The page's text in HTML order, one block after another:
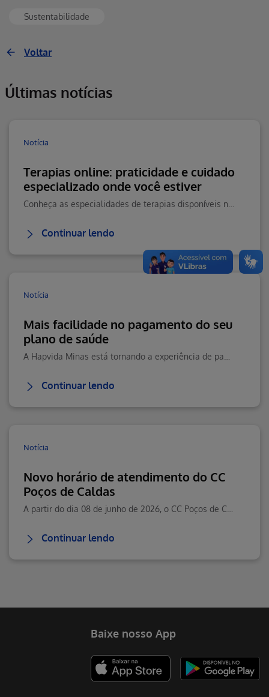
Sustentabilidade
Voltar
Últimas notícias
Notícia
Terapias online: praticidade e cuidado
especializado onde você estiver
Continuar lendo
Notícia
Mais facilidade no pagamento do seu
plano de saúde
Continuar lendo
Notícia
Novo horário de atendimento do CC
Poços de Caldas
Continuar lendo
Baixe nosso App